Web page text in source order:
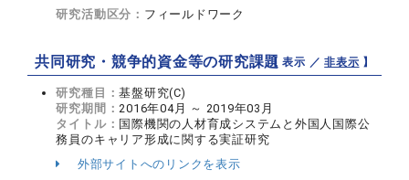
研究活動区分： フィールドワーク
共同研究・競争的資金等の研究課題【 表示 ／非表示 】
研究種目：基盤研究(C)
研究期間：2016年04月 ～ 2019年03月
タイトル： 国際機関の人材育成システムと外国人国際公
務員のキャリア形成に関する実証研究
外部サイトへのリンクを表示